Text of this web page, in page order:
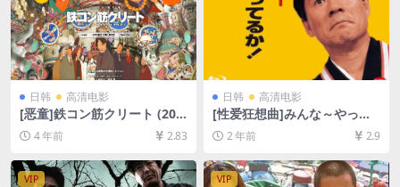
日韩 高清电影
[恶童]鉄コン筋クリート (200
6)[百度网盘+迅雷云盘资源10
80P超清未删减][MP4/6.8GB]
[日语中字]
4 年前 2.83
日韩 高清电影
[性爱狂想曲]みんな～やって
るか！ (1994)[百度网盘+夸克
网盘1080P超清未删减资源]
[网盘在线播放/下载][MP4/6.
9GB][中文字幕]
2 年前 2.9
VIP VIP